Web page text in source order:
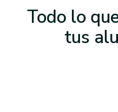
Todo lo
tus